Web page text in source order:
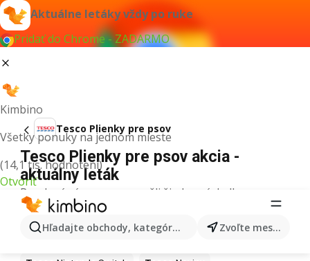
Aktuálne letáky vždy po ruke
Pridať do Chrome - ZADARMO
Kimbino
Všetky ponuky na jednom mieste
(14,1 tis. hodnotení)
Otvoriť
Hľadajte obchody, kategórie, produkty... Zvoľte mesto
Tesco Plienky pre psov
Tesco Plienky pre psov akcia -
aktuálny leták
Pre daný výraz sme nenašli žiadne výsledky.
Ďalšie produkty v obchodoch Tesco
Tesco Kapor Tesco Ashwagandha